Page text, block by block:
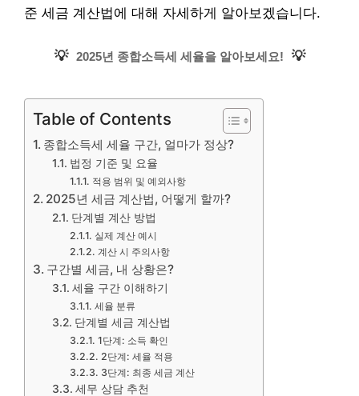
준 세금 계산법에 대해 자세하게 알아보겠습니다.
💡 2025년 종합소득세 세율을 알아보세요! 💡
Table of Contents
종합소득세 세율 구간, 얼마가 정상?
법정 기준 및 요율
적용 범위 및 예외사항
2025년 세금 계산법, 어떻게 할까?
단계별 계산 방법
실제 계산 예시
계산 시 주의사항
구간별 세금, 내 상황은?
세율 구간 이해하기
세율 분류
단계별 세금 계산법
1단계: 소득 확인
2단계: 세율 적용
3단계: 최종 세금 계산
세무 상담 추천